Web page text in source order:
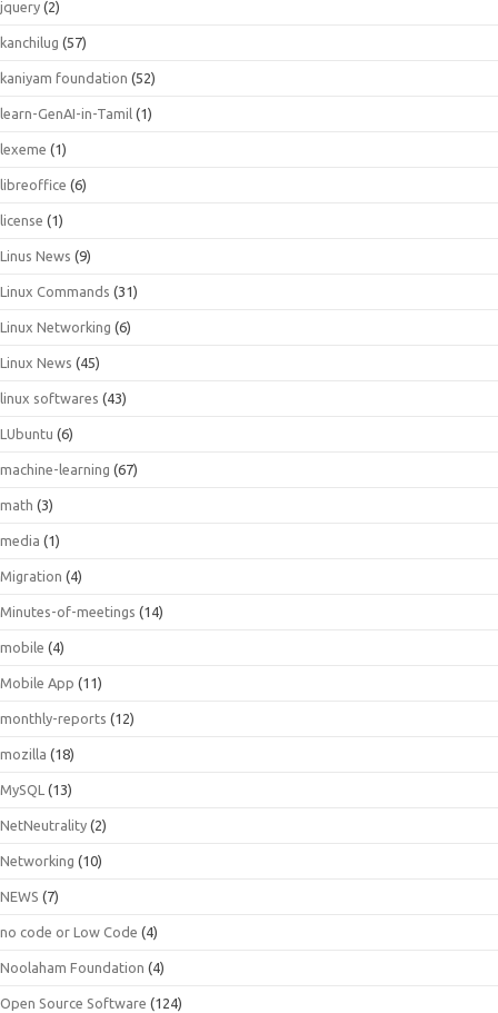
jquery (2)
kanchilug (57)
kaniyam foundation (52)
learn-GenAI-in-Tamil (1)
lexeme (1)
libreoffice (6)
license (1)
Linus News (9)
Linux Commands (31)
Linux Networking (6)
Linux News (45)
linux softwares (43)
LUbuntu (6)
machine-learning (67)
math (3)
media (1)
Migration (4)
Minutes-of-meetings (14)
mobile (4)
Mobile App (11)
monthly-reports (12)
mozilla (18)
MySQL (13)
NetNeutrality (2)
Networking (10)
NEWS (7)
no code or Low Code (4)
Noolaham Foundation (4)
Open Source Software (124)